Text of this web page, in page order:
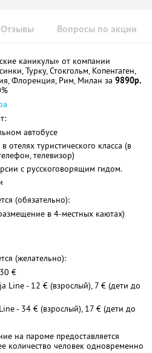
Отзывы Вопросы по акции
каникулы» от компании
Турку, Стокгольм, Копенгаген,
Флоренция, Рим, Милан за 9890р.
автобусе
отелях туристического класса (в
телевизор)
с русскоговорящим гидом.
(обязательно):
в 4-местных каютах)
(желательно):
€
Line - 12 € (взрослый), 7 € (дети до
- 34 € (взрослый), 17 € (дети до
на пароме предоставляется
количество человек одновременно